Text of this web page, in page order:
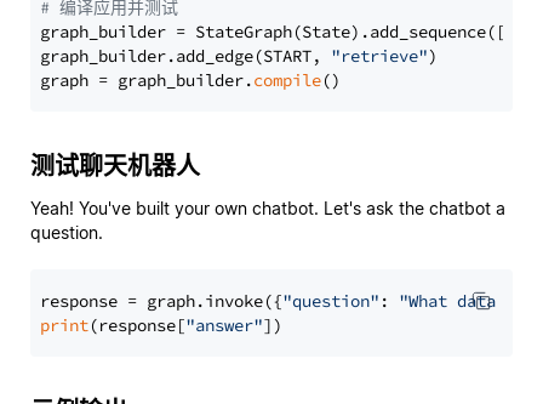
# 编译应用并测试
graph_builder =
graph_builder.add_edge(START, "retrieve")
graph = graph_builder.compile
测试聊天机器人
Yeah! You've built your own chatbot. Let's ask the chatbot a
question.
response = graph.invoke({"question" : "What data
print(response["answer"